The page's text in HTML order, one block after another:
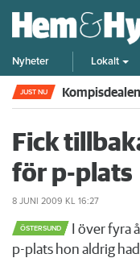
Nyheter Lokalt
JUST NU
Fick
för p-plats
8 JUNI 2009 KL 16:27
ÖSTERSUND
I över fyra
p-plats hon aldrig